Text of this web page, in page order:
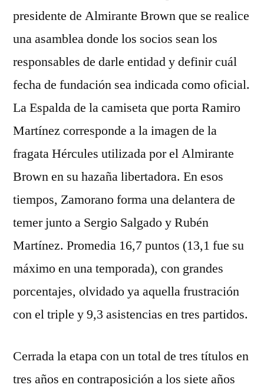
presidente de Almirante Brown que se realice
una asamblea donde los socios sean los
responsables de darle entidad y definir cuál
fecha de fundación sea indicada como oficial.
La Espalda de la camiseta que porta Ramiro
Martínez corresponde a la imagen de la
fragata Hércules utilizada por el Almirante
Brown en su hazaña libertadora. En esos
tiempos, Zamorano forma una delantera de
temer junto a Sergio Salgado y Rubén
Martínez. Promedia 16,7 puntos (13,1 fue su
máximo en una temporada), con grandes
porcentajes, olvidado ya aquella frustración
con el triple y 9,3 asistencias en tres partidos.
Cerrada la etapa con un total de tres títulos en
tres años en contraposición a los siete años